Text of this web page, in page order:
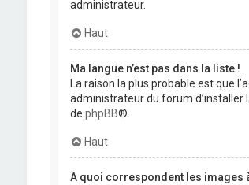
administrateur.
Haut
Ma langue n’est pas dans la liste !
La raison la plus probable est que
administrateur du forum d’installer
de phpBB®.
Haut
A quoi correspondent les images